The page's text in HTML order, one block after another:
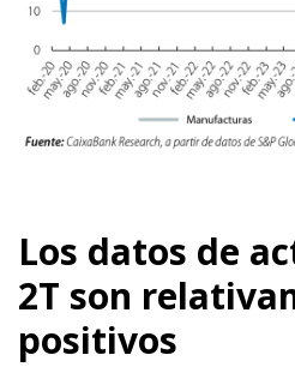
Los datos de
2T son
positivos